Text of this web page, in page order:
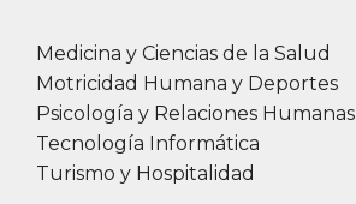
Medicina y Ciencias de la Salud
Motricidad Humana y Deportes
Psicología y Relaciones Humanas
Tecnología Informática
Turismo y Hospitalidad